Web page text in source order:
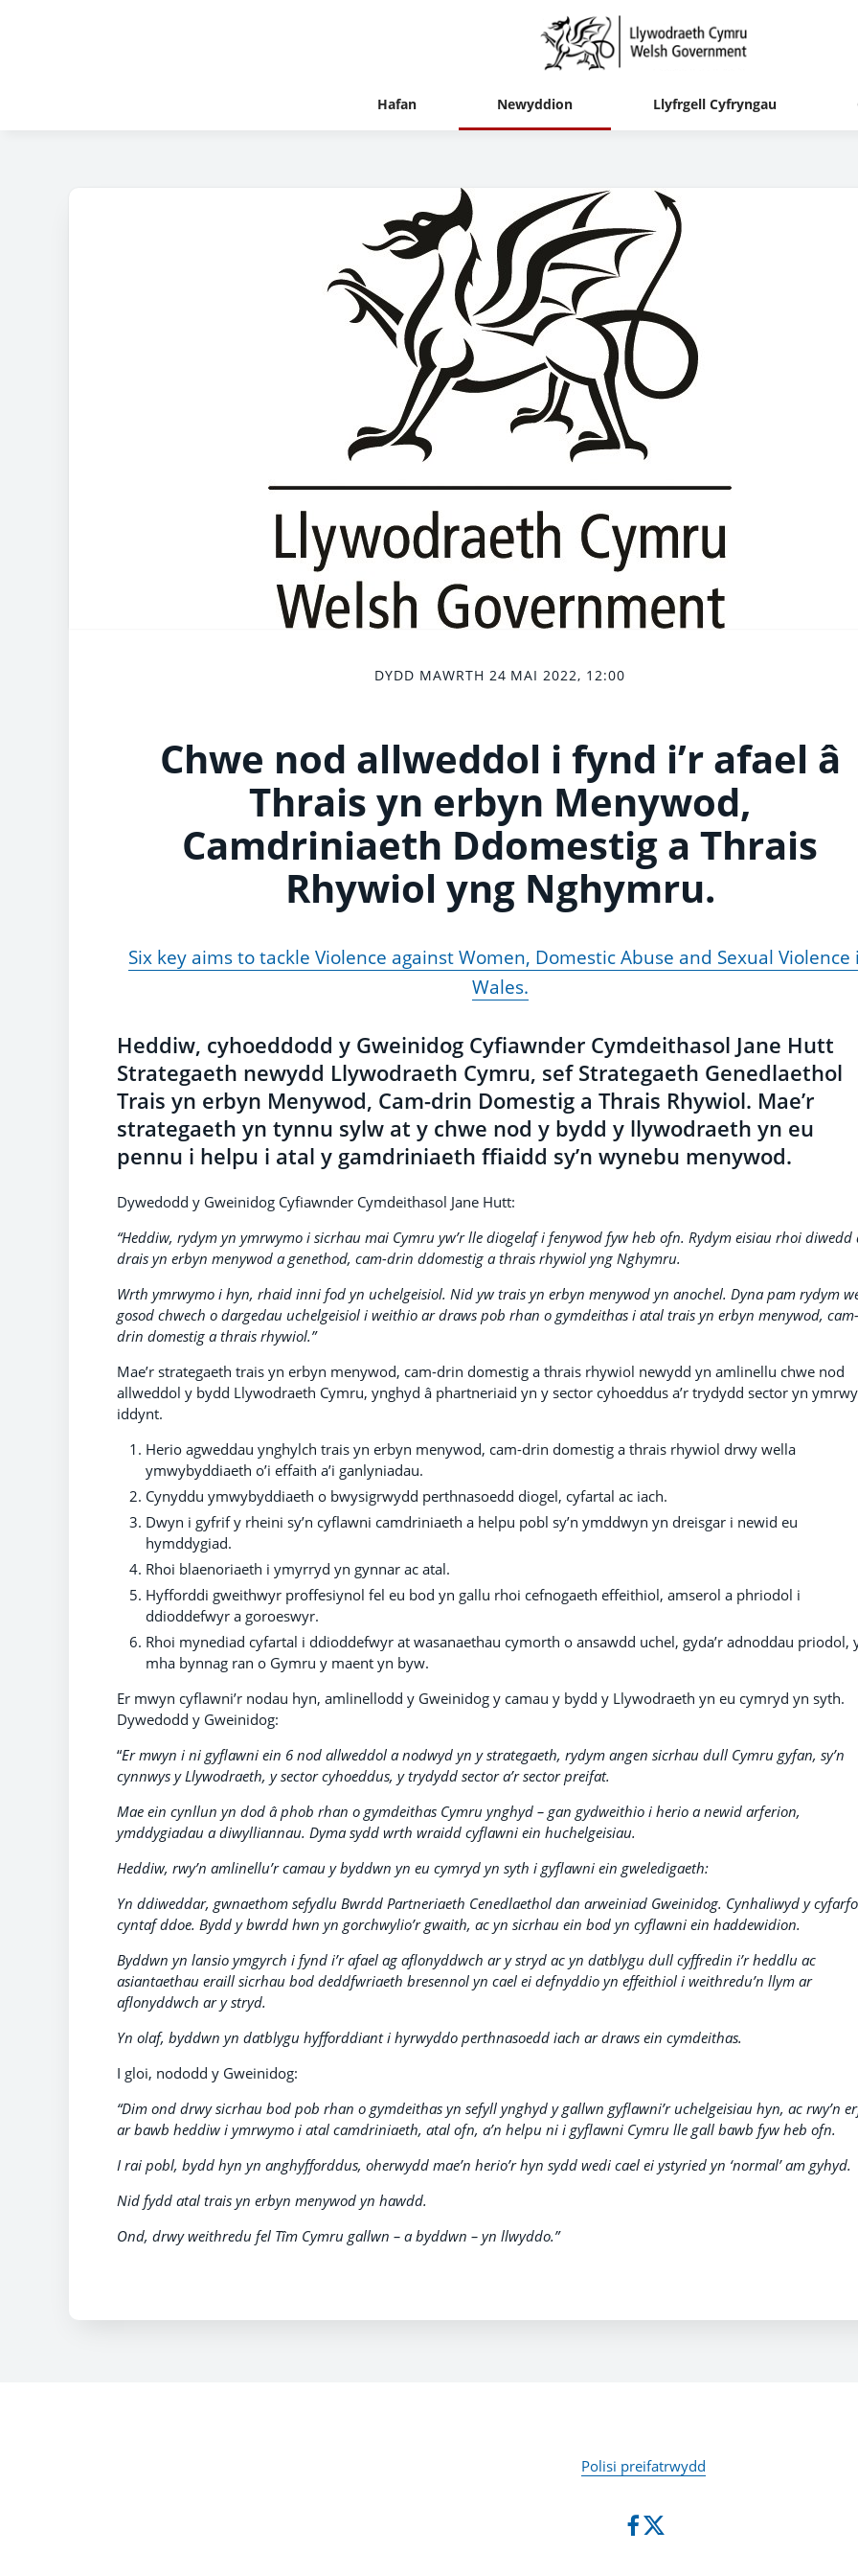
Hafan Newyddion Llyfrgell Cyfryngau
DYDD MAWRTH 24 MAI 2022, 12:00
Chwe nod allweddol i fynd i’r afael â
Thrais yn erbyn Menywod,
Camdriniaeth Ddomestig a Thrais
Rhywiol yng Nghymru.
Six key aims to tackle Violence against Women, Domestic Abuse and Sexual Violence
Wales.
Heddiw, cyhoeddodd y Gweinidog Cyfiawnder Cymdeithasol Jane Hutt
Strategaeth newydd Llywodraeth Cymru, sef Strategaeth Genedlaethol
Trais yn erbyn Menywod, Cam-drin Domestig a Thrais Rhywiol. Mae’r
strategaeth yn tynnu sylw at y chwe nod y bydd y llywodraeth yn eu
pennu i helpu i atal y gamdriniaeth ffiaidd sy’n wynebu menywod.
Dywedodd y Gweinidog Cyfiawnder Cymdeithasol Jane Hutt:
“Heddiw, rydym yn ymrwymo i sicrhau mai Cymru yw’r lle diogelaf i fenywod fyw heb ofn. Rydym eisiau rhoi diwedd
drais yn erbyn menywod a genethod, cam-drin ddomestig a thrais rhywiol yng Nghymru.
Wrth ymrwymo i hyn, rhaid inni fod yn uchelgeisiol. Nid yw trais yn erbyn menywod yn anochel. Dyna pam rydym
gosod chwech o dargedau uchelgeisiol i weithio ar draws pob rhan o gymdeithas i atal trais yn erbyn menywod, cam-
drin domestig a thrais rhywiol.”
Mae’r strategaeth trais yn erbyn menywod, cam-drin domestig a thrais rhywiol newydd yn amlinellu chwe nod
allweddol y bydd Llywodraeth Cymru, ynghyd â phartneriaid yn y sector cyhoeddus a’r trydydd sector yn
iddynt.
Herio agweddau ynghylch trais yn erbyn menywod, cam-drin domestig a thrais rhywiol drwy wella
ymwybyddiaeth o’i effaith a’i ganlyniadau.
Cynyddu ymwybyddiaeth o bwysigrwydd perthnasoedd diogel, cyfartal ac iach.
Dwyn i gyfrif y rheini sy’n cyflawni camdriniaeth a helpu pobl sy’n ymddwyn yn dreisgar i newid eu
hymddygiad.
Rhoi blaenoriaeth i ymyrryd yn gynnar ac atal.
Hyfforddi gweithwyr proffesiynol fel eu bod yn gallu rhoi cefnogaeth effeithiol, amserol a phriodol i
ddioddefwyr a goroeswyr.
Rhoi mynediad cyfartal i ddioddefwyr at wasanaethau cymorth o ansawdd uchel, gyda’r adnoddau priodol,
mha bynnag ran o Gymru y maent yn byw.
Er mwyn cyflawni’r nodau hyn, amlinellodd y Gweinidog y camau y bydd y Llywodraeth yn eu cymryd yn syth.
Dywedodd y Gweinidog:
“Er mwyn i ni gyflawni ein 6 nod allweddol a nodwyd yn y strategaeth, rydym angen sicrhau dull Cymru gyfan, sy’n
cynnwys y Llywodraeth, y sector cyhoeddus, y trydydd sector a’r sector preifat.
Mae ein cynllun yn dod â phob rhan o gymdeithas Cymru ynghyd – gan gydweithio i herio a newid arferion,
ymddygiadau a diwylliannau. Dyma sydd wrth wraidd cyflawni ein huchelgeisiau.
Heddiw, rwy’n amlinellu’r camau y byddwn yn eu cymryd yn syth i gyflawni ein gweledigaeth:
Yn ddiweddar, gwnaethom sefydlu Bwrdd Partneriaeth Cenedlaethol dan arweiniad Gweinidog. Cynhaliwyd y
cyntaf ddoe. Bydd y bwrdd hwn yn gorchwylio’r gwaith, ac yn sicrhau ein bod yn cyflawni ein haddewidion.
Byddwn yn lansio ymgyrch i fynd i’r afael ag aflonyddwch ar y stryd ac yn datblygu dull cyffredin i’r heddlu ac
asiantaethau eraill sicrhau bod deddfwriaeth bresennol yn cael ei defnyddio yn effeithiol i weithredu’n llym ar
aflonyddwch ar y stryd.
Yn olaf, byddwn yn datblygu hyfforddiant i hyrwyddo perthnasoedd iach ar draws ein cymdeithas.
I gloi, nododd y Gweinidog:
“Dim ond drwy sicrhau bod pob rhan o gymdeithas yn sefyll ynghyd y gallwn gyflawni’r uchelgeisiau hyn, ac rwy’n
ar bawb heddiw i ymrwymo i atal camdriniaeth, atal ofn, a’n helpu ni i gyflawni Cymru lle gall bawb fyw heb ofn.
I rai pobl, bydd hyn yn anghyfforddus, oherwydd mae’n herio’r hyn sydd wedi cael ei ystyried yn ‘normal’ am gyhyd.
Nid fydd atal trais yn erbyn menywod yn hawdd.
Ond, drwy weithredu fel Tîm Cymru gallwn – a byddwn – yn llwyddo.”
Polisi preifatrwydd